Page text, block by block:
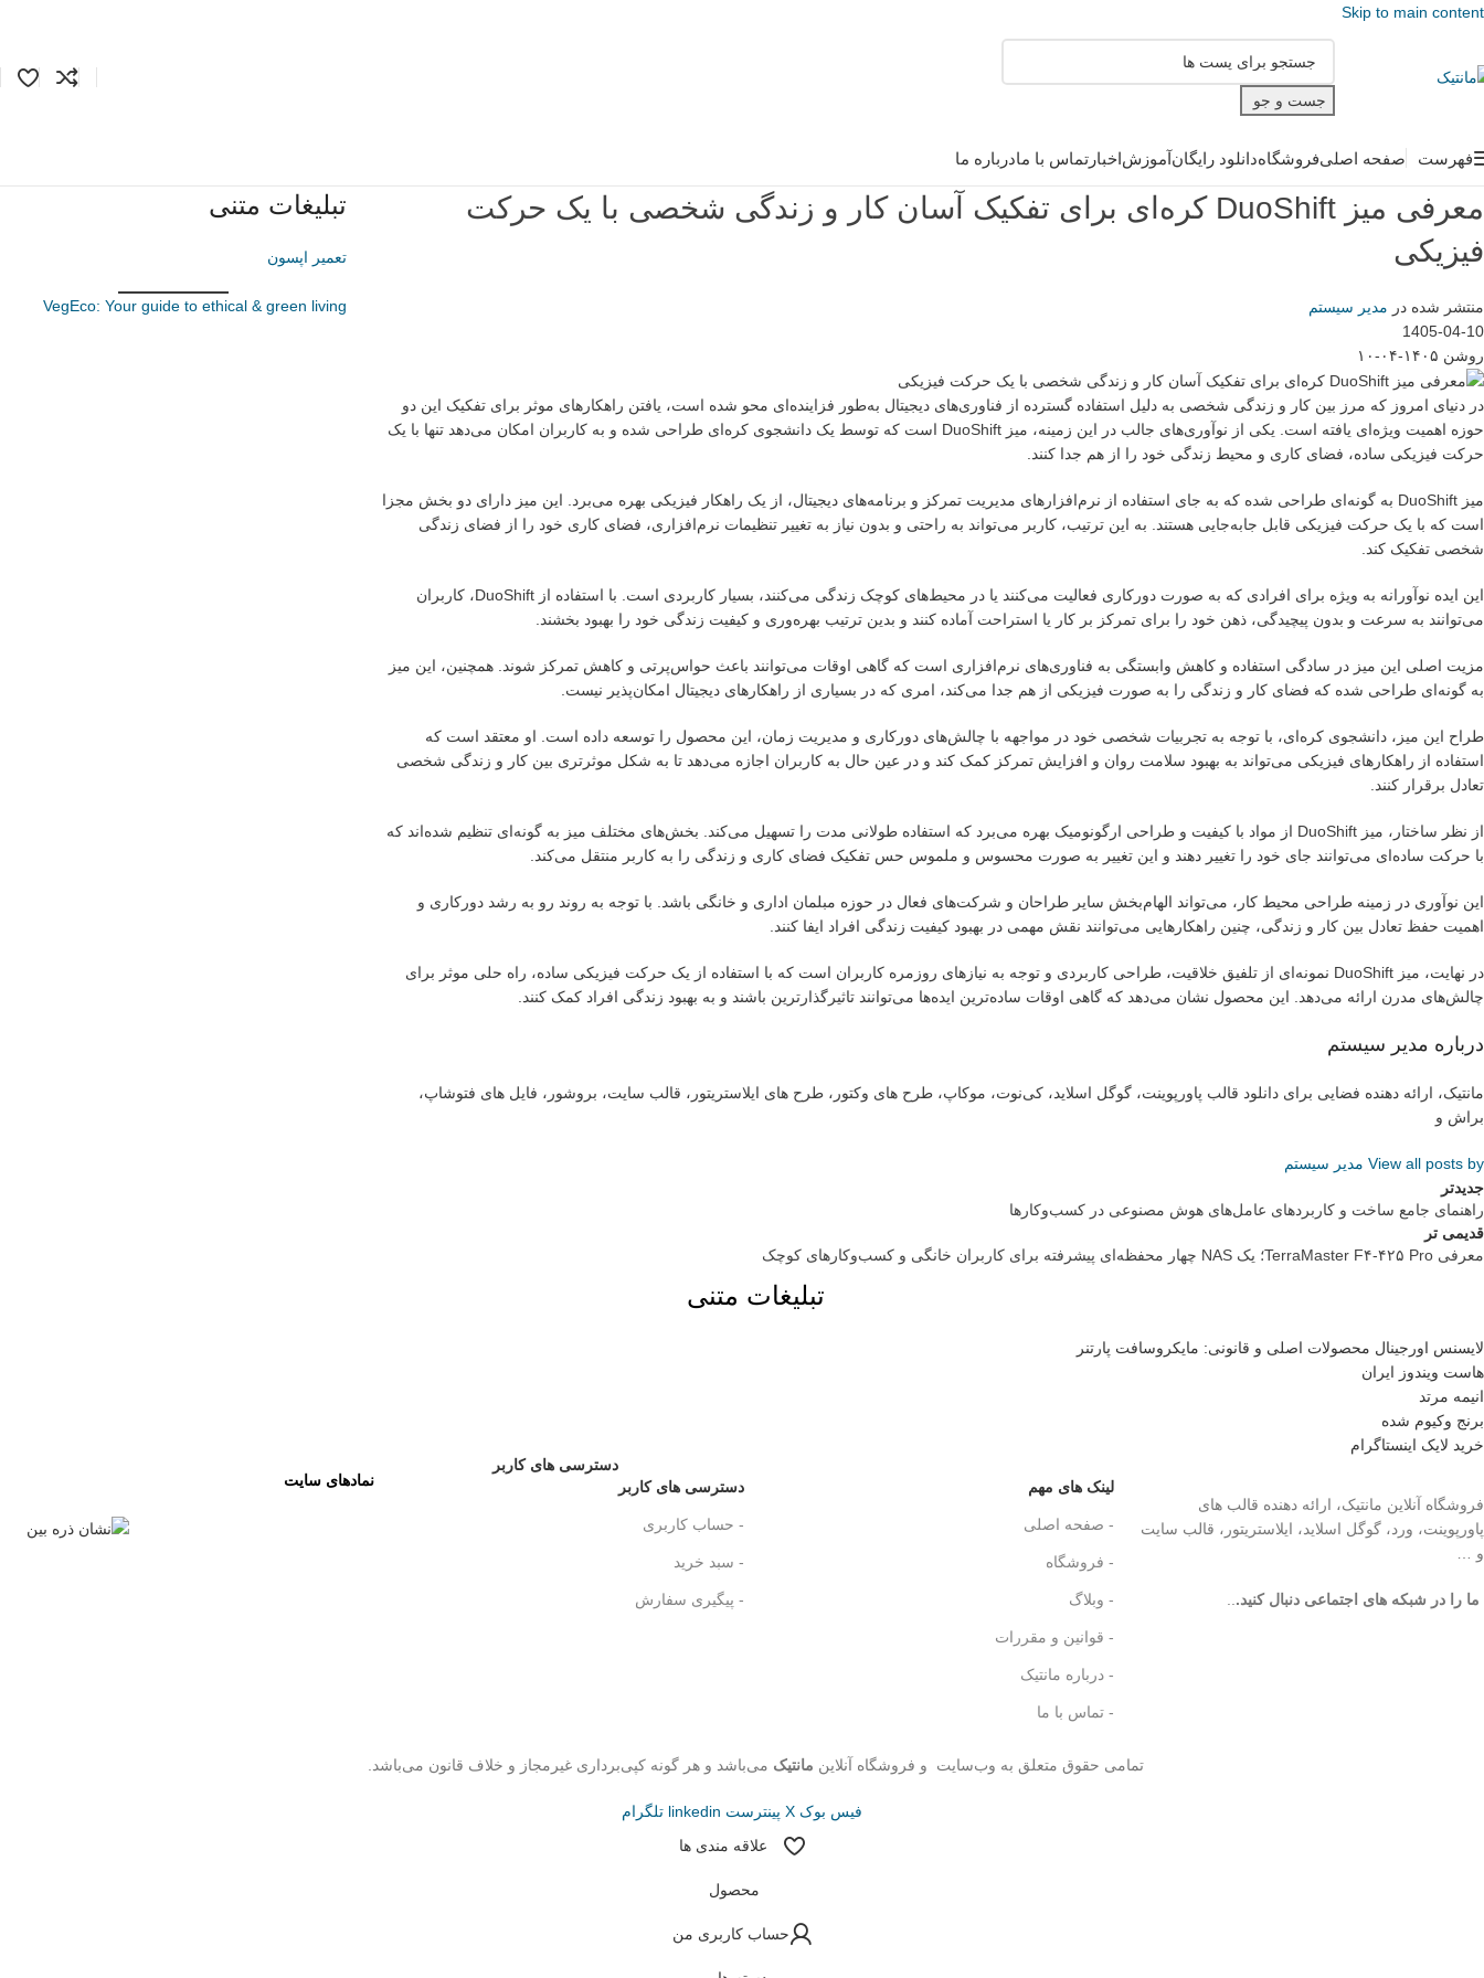
Skip to main content
جست و جو
فهرست صفحه اصلیفروشگاهدانلود رایگانآموزشاخبار تماس با مادرباره ما
معرفی میز DuoShift کره‌ای برای تفکیک آسان کار و زندگی شخصی با یک حرکت
فیزیکی
منتشر شده در مدیر سیستم
1405-04-10
روشن ۱۴۰۵-۰۴-۱۰
در دنیای امروز که مرز بین کار و زندگی شخصی به دلیل استفاده گسترده از فناوری‌های دیجیتال به‌طور فزاینده‌ای محو شده است، یافتن راهکارهای موثر برای تفکیک این دو
حوزه اهمیت ویژه‌ای یافته است. یکی از نوآوری‌های جالب در این زمینه، میز DuoShift است که توسط یک دانشجوی کره‌ای طراحی شده و به کاربران امکان می‌دهد تنها با یک
حرکت فیزیکی ساده، فضای کاری و محیط زندگی خود را از هم جدا کنند.
میز DuoShift به گونه‌ای طراحی شده که به جای استفاده از نرم‌افزارهای مدیریت تمرکز و برنامه‌های دیجیتال، از یک راهکار فیزیکی بهره می‌برد. این میز دارای دو بخش مجزا
است که با یک حرکت فیزیکی قابل جابه‌جایی هستند. به این ترتیب، کاربر می‌تواند به راحتی و بدون نیاز به تغییر تنظیمات نرم‌افزاری، فضای کاری خود را از فضای زندگی
شخصی تفکیک کند.
این ایده نوآورانه به ویژه برای افرادی که به صورت دورکاری فعالیت می‌کنند یا در محیط‌های کوچک زندگی می‌کنند، بسیار کاربردی است. با استفاده از DuoShift، کاربران
می‌توانند به سرعت و بدون پیچیدگی، ذهن خود را برای تمرکز بر کار یا استراحت آماده کنند و بدین ترتیب بهره‌وری و کیفیت زندگی خود را بهبود بخشند.
مزیت اصلی این میز در سادگی استفاده و کاهش وابستگی به فناوری‌های نرم‌افزاری است که گاهی اوقات می‌توانند باعث حواس‌پرتی و کاهش تمرکز شوند. همچنین، این میز
به گونه‌ای طراحی شده که فضای کار و زندگی را به صورت فیزیکی از هم جدا می‌کند، امری که در بسیاری از راهکارهای دیجیتال امکان‌پذیر نیست.
طراح این میز، دانشجوی کره‌ای، با توجه به تجربیات شخصی خود در مواجهه با چالش‌های دورکاری و مدیریت زمان، این محصول را توسعه داده است. او معتقد است که
استفاده از راهکارهای فیزیکی می‌تواند به بهبود سلامت روان و افزایش تمرکز کمک کند و در عین حال به کاربران اجازه می‌دهد تا به شکل موثرتری بین کار و زندگی شخصی
تعادل برقرار کنند.
از نظر ساختار، میز DuoShift از مواد با کیفیت و طراحی ارگونومیک بهره می‌برد که استفاده طولانی مدت را تسهیل می‌کند. بخش‌های مختلف میز به گونه‌ای تنظیم شده‌اند که
با حرکت ساده‌ای می‌توانند جای خود را تغییر دهند و این تغییر به صورت محسوس و ملموس حس تفکیک فضای کاری و زندگی را به کاربر منتقل می‌کند.
این نوآوری در زمینه طراحی محیط کار، می‌تواند الهام‌بخش سایر طراحان و شرکت‌های فعال در حوزه مبلمان اداری و خانگی باشد. با توجه به روند رو به رشد دورکاری و
اهمیت حفظ تعادل بین کار و زندگی، چنین راهکارهایی می‌توانند نقش مهمی در بهبود کیفیت زندگی افراد ایفا کنند.
در نهایت، میز DuoShift نمونه‌ای از تلفیق خلاقیت، طراحی کاربردی و توجه به نیازهای روزمره کاربران است که با استفاده از یک حرکت فیزیکی ساده، راه حلی موثر برای
چالش‌های مدرن ارائه می‌دهد. این محصول نشان می‌دهد که گاهی اوقات ساده‌ترین ایده‌ها می‌توانند تاثیرگذارترین باشند و به بهبود زندگی افراد کمک کنند.
درباره مدیر سیستم
مانتیک، ارائه دهنده فضایی برای دانلود قالب پاورپوینت، گوگل اسلاید، کی‌نوت، موکاپ، طرح های وکتور، طرح های ایلاستریتور، قالب سایت، بروشور، فایل های فتوشاپ،
براش و
View all posts by مدیر سیستم
جدیدتر
راهنمای جامع ساخت و کاربردهای عامل‌های هوش مصنوعی در کسب‌وکارها
قدیمی تر
معرفی TerraMaster F۴-۴۲۵ Pro؛ یک NAS چهار محفظه‌ای پیشرفته برای کاربران خانگی و کسب‌وکارهای کوچک
تبلیغات متنی
تعمیر اپسون
VegEco: Your guide to ethical & green living
تبلیغات متنی
لایسنس اورجینال محصولات اصلی و قانونی: مایکروسافت پارتنر
هاست ویندوز ایران
انیمه مرتد
برنج وکیوم شده
خرید لایک اینستاگرام
فروشگاه آنلاین مانتیک، ارائه دهنده قالب های
پاورپوینت، ورد، گوگل اسلاید، ایلاستریتور، قالب سایت
و …
ما را در شبکه های اجتماعی دنبال کنید...
لینک های مهم
- صفحه اصلی
- فروشگاه
- وبلاگ
- قوانین و مقررات
- درباره مانتیک
- تماس با ما
دسترسی های کاربر
دسترسی های کاربر
- حساب کاربری
- سبد خرید
- پیگیری سفارش
نمادهای سایت
تمامی حقوق متعلق به وب‌سایت و فروشگاه‌ آنلاین مانتیک می‌باشد و هر گونه کپی‌برداری غیرمجاز و خلاف قانون می‌باشد.
فیس بوک X پینترست linkedin تلگرام
علاقه مندی ها
محصول
حساب کاربری من